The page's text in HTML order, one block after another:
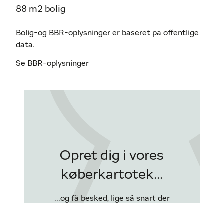
88 m2 bolig
Bolig-og BBR-oplysninger er baseret pa offentlige
data.
Se BBR-oplysninger
Opret dig i vores
køberkartotek...
...og få besked, lige så snart der